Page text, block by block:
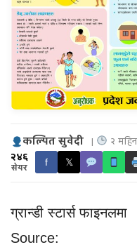
कल्पित सुवेदी | २
२४६
सेयर
f 𝕏
ग्रान्डी स्टार्स फाइनलमा
Source: